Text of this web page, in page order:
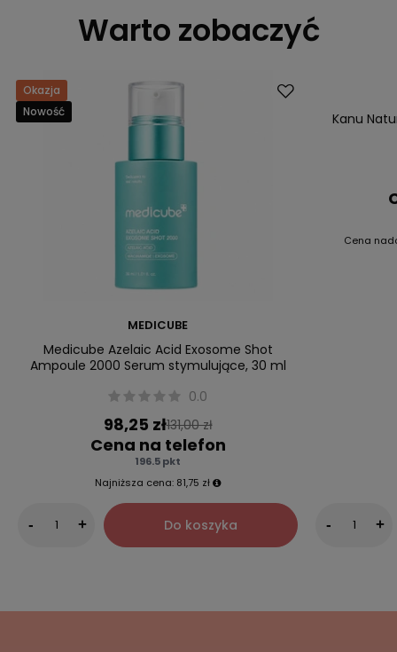
Warto zobaczyć
Okazja
Nowość
MEDICUBE
Medicube Azelaic Acid Exosome Shot
Ampoule 2000 Serum stymulujące, 30 ml
0.0
98,25 zł131,00 zł
196.5 pkt
Cena na telefon
Najniższa cena: 81,75 zł
- + Do koszyka
Nowość
Kanu
Cena
- +